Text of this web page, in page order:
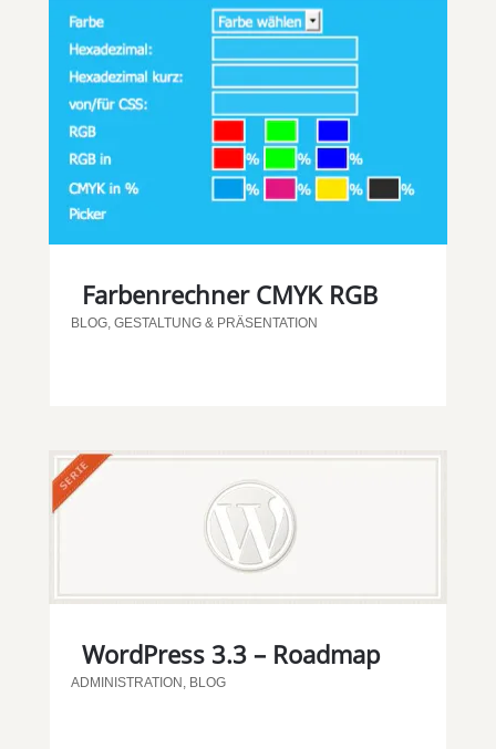
Farbenrechner CMYK RGB
BLOG, GESTALTUNG & PRÄSENTATION
WordPress 3.3 – Roadmap
ADMINISTRATION, BLOG